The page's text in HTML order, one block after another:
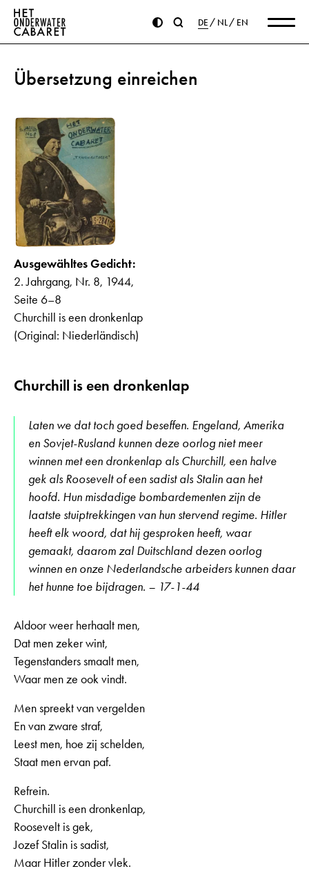
DE NL EN
Übersetzung einreichen
Ausgewähltes Gedicht:
2. Jahrgang, Nr. 8, 1944,
Seite 6–8
Churchill is een dronkenlap
(Original: Niederländisch)
Churchill is een dronkenlap
Laten we dat toch goed beseffen. Engeland, Amerika
en Sovjet-Rusland kunnen deze oorlog niet meer
winnen met een dronkenlap als Churchill, een halve
gek als Roosevelt of een sadist als Stalin aan het
hoofd. Hun misdadige bombardementen zijn de
laatste stuiptrekkingen van hun stervend regime. Hitler
heeft elk woord, dat hij gesproken heeft, waar
gemaakt, daarom zal Duitschland dezen oorlog
winnen en onze Nederlandsche arbeiders kunnen daar
het hunne toe bijdragen. – 17-1-44
Aldoor weer herhaalt men,
Dat men zeker wint,
Tegenstanders smaalt men,
Waar men ze ook vindt.
Men spreekt van vergelden
En van zware straf,
Leest men, hoe zij schelden,
Staat men ervan paf.
Refrein.
Churchill is een dronkenlap,
Roosevelt is gek,
Jozef Stalin is sadist,
Maar Hitler zonder vlek.